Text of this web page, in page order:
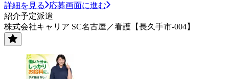
詳細を見る
応募画面に進む
紹介予定派遣
株式会社キャリア SC名古屋／看護【長久手市-004】